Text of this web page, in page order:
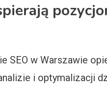
SEO w Warszawie
i optymalizacji